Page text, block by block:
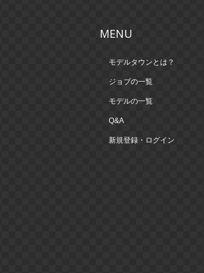
MENU
モデルタウンとは？
ジョブの一覧
モデルの一覧
Q&A
新規登録・ログイン